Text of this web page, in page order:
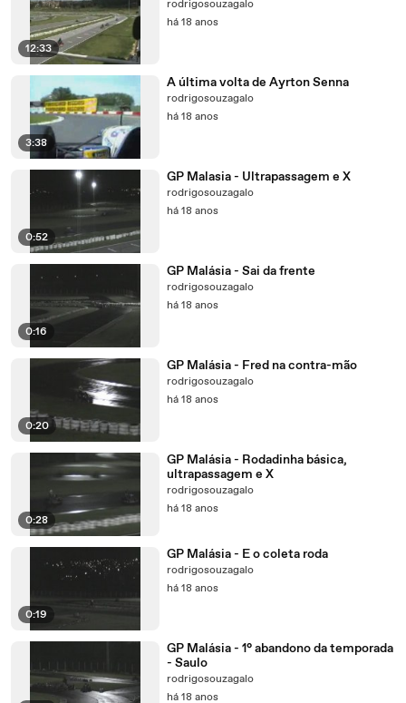
12:33
rodrigosouzagalo
há 18 anos
3:38
A última volta de Ayrton Senna
rodrigosouzagalo
há 18 anos
0:52
GP Malasia - Ultrapassagem e X
rodrigosouzagalo
há 18 anos
0:16
GP Malásia - Sai da frente
rodrigosouzagalo
há 18 anos
0:20
GP Malásia - Fred na contra-mão
rodrigosouzagalo
há 18 anos
0:28
GP Malásia - Rodadinha básica,
ultrapassagem e X
rodrigosouzagalo
há 18 anos
0:19
GP Malásia - E o coleta roda
rodrigosouzagalo
há 18 anos
GP Malásia - 1° abandono da temporada
- Saulo
rodrigosouzagalo
há 18 anos